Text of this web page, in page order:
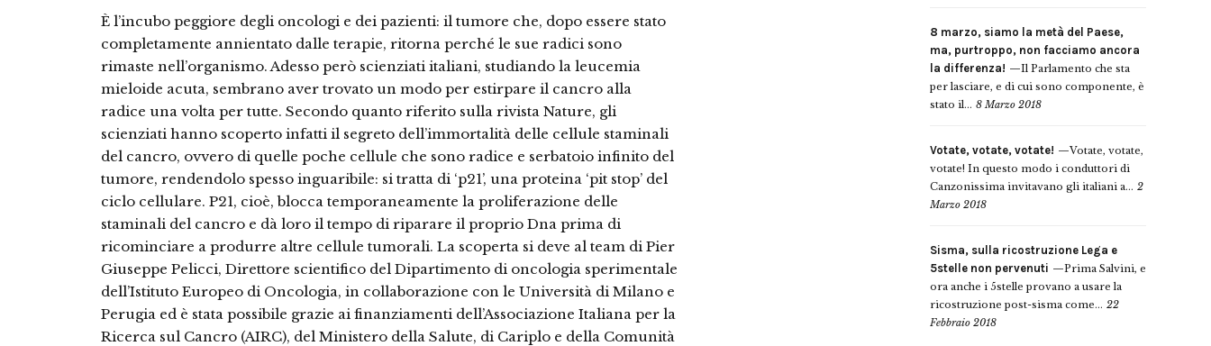
È l’incubo peggiore degli oncologi e dei pazienti: il tumore che, dopo essere stato
completamente annientato dalle terapie, ritorna perché le sue radici sono
rimaste nell’organismo. Adesso però scienziati italiani, studiando la leucemia
mieloide acuta, sembrano aver trovato un modo per estirpare il cancro alla
radice una volta per tutte. Secondo quanto riferito sulla rivista Nature, gli
scienziati hanno scoperto infatti il segreto dell’immortalità delle cellule staminali
del cancro, ovvero di quelle poche cellule che sono radice e serbatoio infinito del
tumore, rendendolo spesso inguaribile: si tratta di ‘p21’, una proteina ‘pit stop’ del
ciclo cellulare. P21, cioè, blocca temporaneamente la proliferazione delle
staminali del cancro e dà loro il tempo di riparare il proprio Dna prima di
ricominciare a produrre altre cellule tumorali. La scoperta si deve al team di Pier
Giuseppe Pelicci, Direttore scientifico del Dipartimento di oncologia sperimentale
dell’Istituto Europeo di Oncologia, in collaborazione con le Università di Milano e
Perugia ed è stata possibile grazie ai finanziamenti dell’Associazione Italiana per la
Ricerca sul Cancro (AIRC), del Ministero della Salute, di Cariplo e della Comunità
8 marzo, siamo la metà del Paese,
ma, purtroppo, non facciamo ancora
la differenza!
Il Parlamento che sta
per lasciare, e di cui sono componente, è
stato il... 8 Marzo 2018
Votate, votate, votate!
Votate, votate,
votate! In questo modo i conduttori di
Canzonissima invitavano gli italiani a... 2
Marzo 2018
Sisma, sulla ricostruzione Lega e
5stelle non pervenuti
Prima Salvini, e
ora anche i 5stelle provano a usare la
ricostruzione post-sisma come... 22
Febbraio 2018